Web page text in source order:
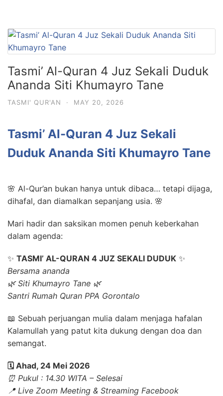
Tasmi’ Al-Quran 4 Juz Sekali Duduk
Ananda Siti Khumayro Tane
TASMI' QUR'AN · MAY 20, 2026
Tasmi’ Al-Quran 4 Juz Sekali
Duduk Ananda Siti Khumayro Tane
🌸 Al-Qur’an bukan hanya untuk dibaca… tetapi dijaga,
dihafal, dan diamalkan sepanjang usia. 🌸
Mari hadir dan saksikan momen penuh keberkahan
dalam agenda:
✨ TASMI’ AL-QURAN 4 JUZ SEKALI DUDUK ✨
Bersama ananda
🌿 Siti Khumayro Tane 🌿
Santri Rumah Quran PPA Gorontalo
📖 Sebuah perjuangan mulia dalam menjaga hafalan
Kalamullah yang patut kita dukung dengan doa dan
semangat.
🗓️ Ahad, 24 Mei 2026
⏰ Pukul : 14.30 WITA – Selesai
📍 Live Zoom Meeting & Streaming Facebook